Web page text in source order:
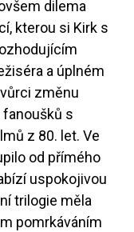
dilema
kterou si Kirk s
a úplném
změnu
s
z 80. let. Ve
od přímého
uspokojivou
trilogie měla
pomrkáváním